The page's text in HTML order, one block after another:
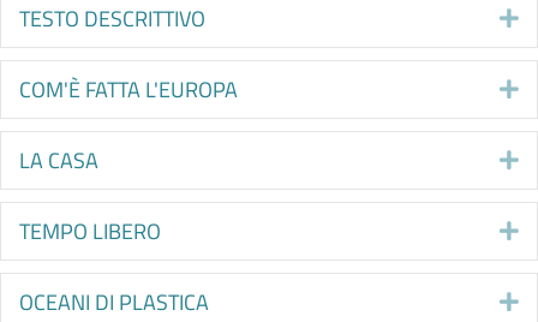
TESTO DESCRITTIVO
COM'È FATTA L'EUROPA
LA CASA
TEMPO LIBERO
OCEANI DI PLASTICA